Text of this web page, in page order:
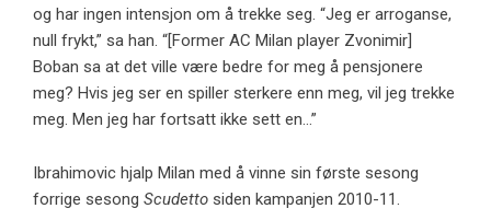
og har ingen intensjon om å trekke seg. “Jeg er arroganse,
null frykt,” sa han. “[Former AC Milan player Zvonimir]
Boban sa at det ville være bedre for meg å pensjonere
meg? Hvis jeg ser en spiller sterkere enn meg, vil jeg trekke
meg. Men jeg har fortsatt ikke sett en…”
Ibrahimovic hjalp Milan med å vinne sin første sesong
forrige sesong Scudetto siden kampanjen 2010-11.